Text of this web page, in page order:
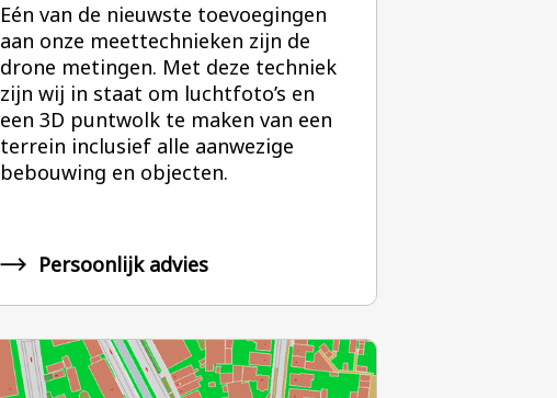
Eén van de nieuwste toevoegingen
aan onze meettechnieken zijn de
drone metingen. Met deze techniek
zijn wij in staat om luchtfoto’s en
een 3D puntwolk te maken van een
terrein inclusief alle aanwezige
bebouwing en objecten.
Persoonlijk advies